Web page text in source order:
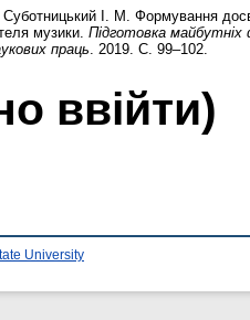
Суботницький І. М. Формування
музики. Підготовка майбутніх
праць . 2019. С. 99–102.
ввійти)
University